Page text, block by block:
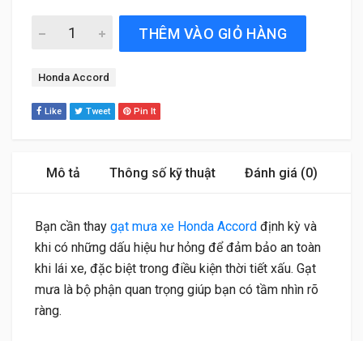
Gạt Mưa Xe Honda Accord (2008 đến 2025) Bosch
THÊM VÀO GIỎ HÀNG
Tag:
Honda Accord
Like Tweet Pin It
Mô tả Thông số kỹ thuật Đánh giá (0)
Bạn cần thay gạt mưa xe Honda Accord định kỳ và
khi có những dấu hiệu hư hỏng để đảm bảo an toàn
khi lái xe, đặc biệt trong điều kiện thời tiết xấu. Gạt
mưa là bộ phận quan trọng giúp bạn có tầm nhìn rõ
ràng.